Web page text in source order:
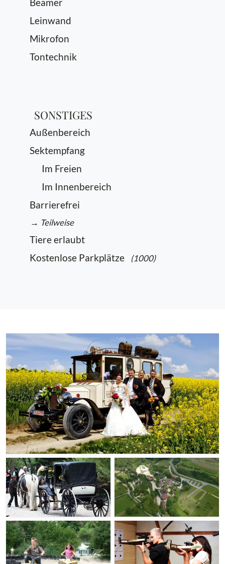
Leinwand
Mikrofon
Tontechnik
SONSTIGES
Außenbereich
Sektempfang
Im Freien
Im Innenbereich
Barrierefrei
→ Teilweise
Tiere erlaubt
Kostenlose Parkplätze
(1000)